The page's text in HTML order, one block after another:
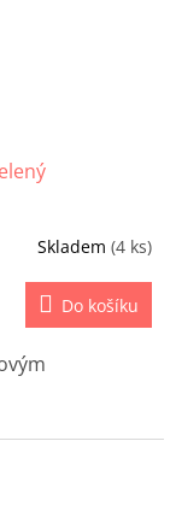
Skladem (4 ks)
Do košíku